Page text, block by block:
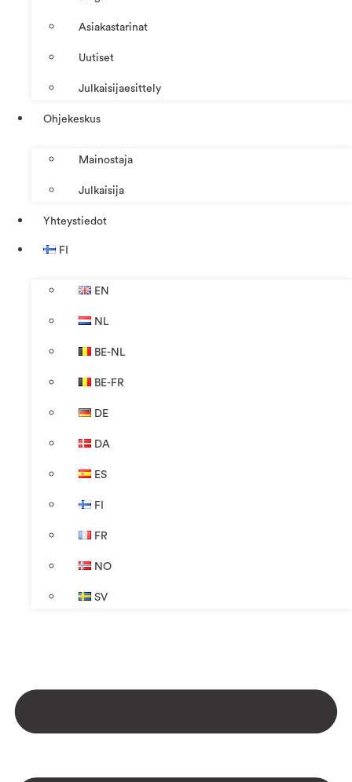
Asiakastarinat
Uutiset
Julkaisijaesittely
Ohjekeskus
Mainostaja
Julkaisija
Yhteystiedot
FI
EN
NL
BE-NL
BE-FR
DE
DA
ES
FI
FR
NO
SV